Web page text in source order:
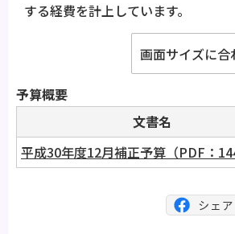
する経費を計上しています。
画面サイズに合
予算概要
文書名
平成30年度12月補正予算（PDF：